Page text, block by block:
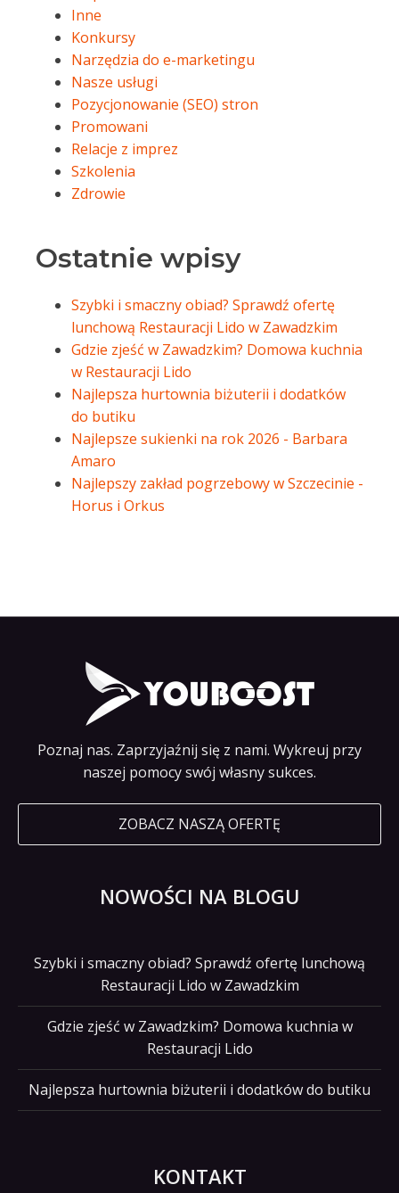
Inne
Konkursy
Narzędzia do e-marketingu
Nasze usługi
Pozycjonowanie (SEO) stron
Promowani
Relacje z imprez
Szkolenia
Zdrowie
Ostatnie wpisy
Szybki i smaczny obiad? Sprawdź ofertę
lunchową Restauracji Lido w Zawadzkim
Gdzie zjeść w Zawadzkim? Domowa kuchnia
w Restauracji Lido
Najlepsza hurtownia biżuterii i dodatków
do butiku
Najlepsze sukienki na rok 2026 - Barbara
Amaro
Najlepszy zakład pogrzebowy w Szczecinie -
Horus i Orkus
Poznaj nas. Zaprzyjaźnij się z nami. Wykreuj przy
naszej pomocy swój własny sukces.
ZOBACZ NASZĄ OFERTĘ
NOWOŚCI NA BLOGU
Szybki i smaczny obiad? Sprawdź ofertę lunchową
Restauracji Lido w Zawadzkim
Gdzie zjeść w Zawadzkim? Domowa kuchnia w
Restauracji Lido
Najlepsza hurtownia biżuterii i dodatków do butiku
KONTAKT